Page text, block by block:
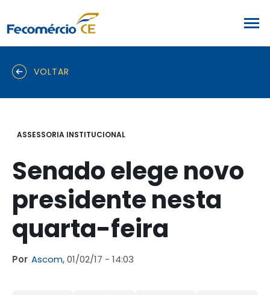
VOLTAR
ASSESSORIA INSTITUCIONAL
Senado elege novo
presidente nesta
quarta-feira
Por Ascom,01/02/17 - 14:03